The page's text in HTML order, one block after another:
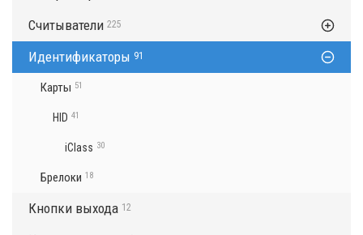
Считыватели 225
Идентификаторы 91
Карты 51
HID 41
iClass 30
Брелоки 18
Кнопки выхода 12